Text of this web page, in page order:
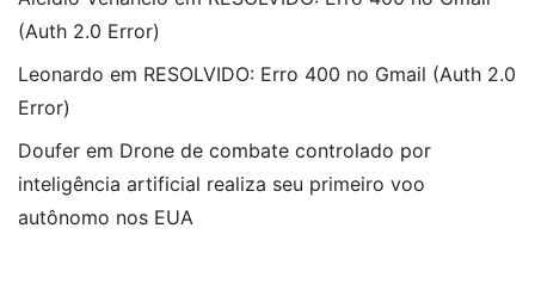
(Auth 2.0 Error)
Leonardo em RESOLVIDO: Erro 400 no Gmail (Auth 2.0
Error)
Doufer em Drone de combate controlado por
inteligência artificial realiza seu primeiro voo
autônomo nos EUA